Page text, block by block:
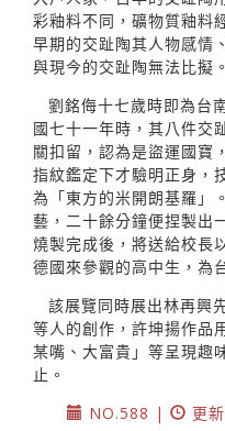
彩釉料不同，礦物質釉料
早期的交趾陶其人物感情
與現今的交趾陶無法比擬。
劉銘侮十七歲時即為台
國七十一年時，其八件交
關扣留，認為是盜運國寶
指紋鑑定下才驗明正身，
為「東方的米開朗基羅」
藝，二十餘分鐘便捏製出
燒製完成後，將送給校長
德國來參觀的高中生，為
該展覽同時展出林再興
等人的創作，許坤揚作品
某嘴、大富貴」等呈現趣
止。
NO.588 |
更